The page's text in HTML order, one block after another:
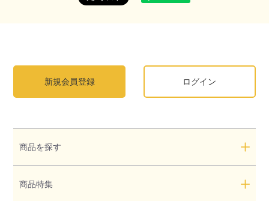
新規会員登録 ログイン
商品を探す
商品特集